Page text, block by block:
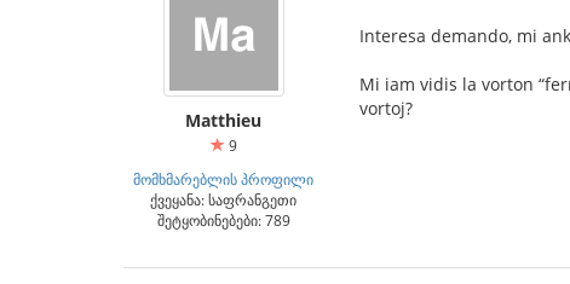
Matthieu
9
მომხმარებლის პროფილი
ქვეყანა: საფრანგეთი
შეტყობინებები: 789
Interesa demando, mi
Mi iam vidis la vorton
vortoj?